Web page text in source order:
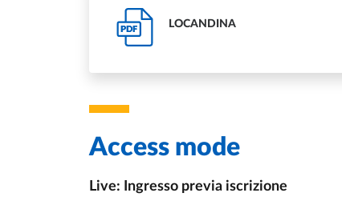
PDF
LOCANDINA
Access mode
Live: Ingresso previa iscrizione